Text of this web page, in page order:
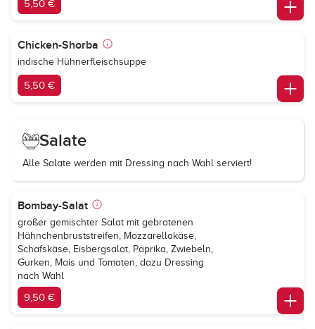
5,50 €
Chicken-Shorba
indische Hühnerfleischsuppe
5,50 €
Salate
Alle Salate werden mit Dressing nach Wahl serviert!
Bombay-Salat
großer gemischter Salat mit gebratenen
Hähnchenbruststreifen, Mozzarellakäse,
Schafskäse, Eisbergsalat, Paprika, Zwiebeln,
Gurken, Mais und Tomaten, dazu Dressing
nach Wahl
9,50 €